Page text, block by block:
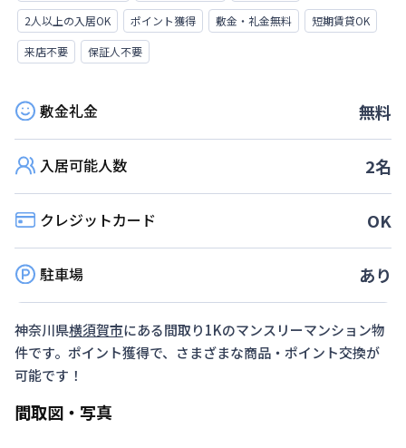
2人以上の入居OK
ポイント獲得 敷金・礼金無料
短期賃貸OK
来店不要
保証人不要
敷金礼金 無料
入居可能人数 2名
クレジットカード OK
駐車場 あり
神奈川県横須賀市にある間取り1Kのマンスリーマンション物
件です。ポイント獲得で、さまざまな商品・ポイント交換が
可能です！
間取図・写真